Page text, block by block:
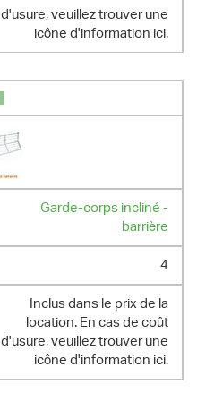
d'usure, veuillez trouver une
icône d'information ici.
Garde-corps incliné -
barrière
4
Inclus dans le prix de la
location. En cas de coût
d'usure, veuillez trouver une
icône d'information ici.